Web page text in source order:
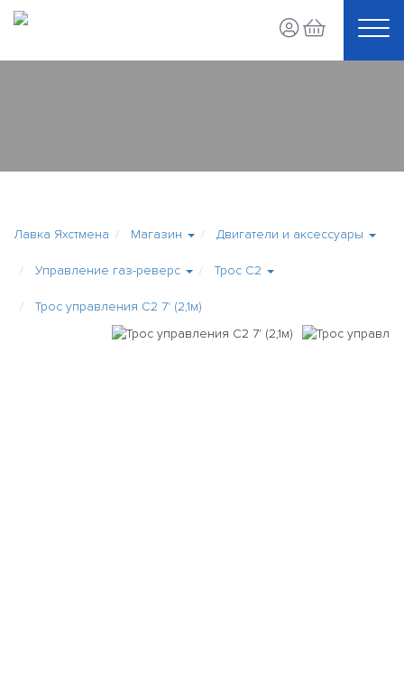
Лавка Яхстмена Магазин Двигатели и аксессуары
Управление газ-реверс Трос C2
Трос управления С2 7' (2,1м)